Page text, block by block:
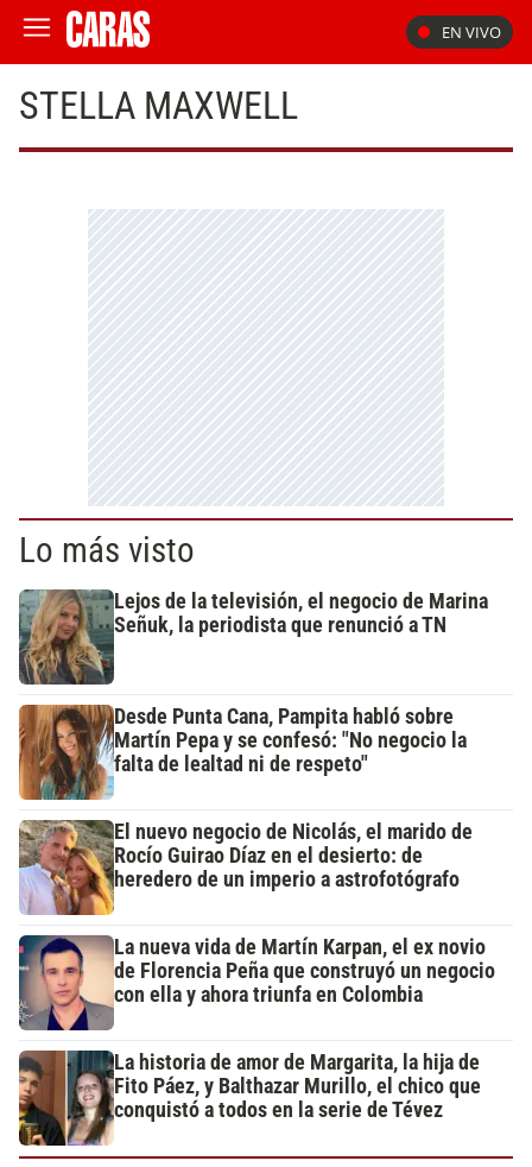
EN VIVO
STELLA MAXWELL
Lo más visto
Lejos de la televisión, el negocio de Marina
Señuk, la periodista que renunció a TN
Desde Punta Cana, Pampita habló sobre
Martín Pepa y se confesó: "No negocio la
falta de lealtad ni de respeto"
El nuevo negocio de Nicolás, el marido de
Rocío Guirao Díaz en el desierto: de
heredero de un imperio a astrofotógrafo
La nueva vida de Martín Karpan, el ex novio
de Florencia Peña que construyó un negocio
con ella y ahora triunfa en Colombia
La historia de amor de Margarita, la hija de
Fito Páez, y Balthazar Murillo, el chico que
conquistó a todos en la serie de Tévez